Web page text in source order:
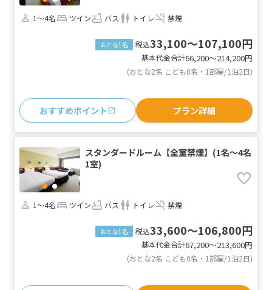
1～4名 ツイン バス トイレ 禁煙
おとな1名 税込33,100～107,100円
基本代金合計66,200〜214,200円
(おとな2名 こども0名・1部屋/1泊2日)
おすすめポイント プラン詳細
スタンダードルーム【全室禁煙】(1名～4名
1室)
1～4名 ツイン バス トイレ 禁煙
おとな1名 税込33,600～106,800円
基本代金合計67,200〜213,600円
(おとな2名 こども0名・1部屋/1泊2日)